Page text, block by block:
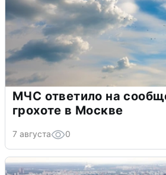
МЧС ответило на
грохоте в Москве
7 августа 0